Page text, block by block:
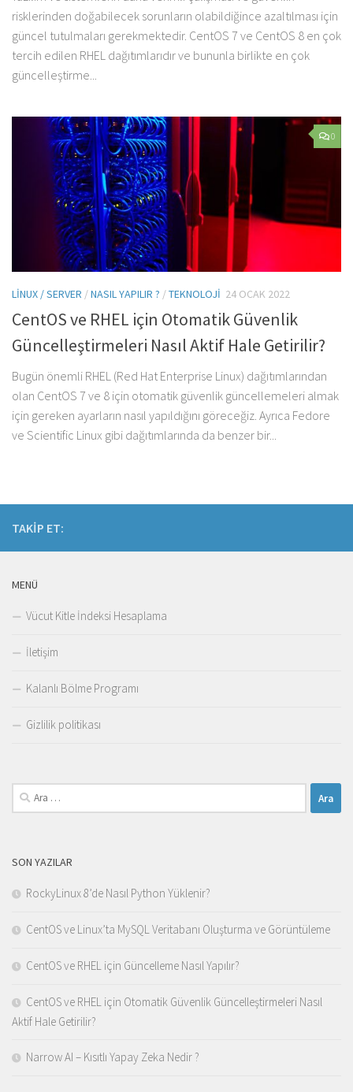
risklerinden doğabilecek sorunların olabildiğince azaltılması için
güncel tutulmaları gerekmektedir. CentOS 7 ve CentOS 8 en çok
tercih edilen RHEL dağıtımlarıdır ve bununla birlikte en çok
güncelleştirme...
0
LINUX / SERVER /NASIL YAPILIR ? /TEKNOLOJI 24 OCAK 2022
CentOS ve RHEL için Otomatik Güvenlik
Güncelleştirmeleri Nasıl Aktif Hale Getirilir?
Bugün önemli RHEL (Red Hat Enterprise Linux) dağıtımlarından
olan CentOS 7 ve 8 için otomatik güvenlik güncellemeleri almak
için gereken ayarların nasıl yapıldığını göreceğiz. Ayrıca Fedore
ve Scientific Linux gibi dağıtımlarında da benzer bir...
TAKIP ET:
MENÜ
Vücut Kitle İndeksi Hesaplama
İletişim
Kalanlı Bölme Programı
Gizlilik politikası
Arama:
SON YAZILAR
RockyLinux 8’de Nasıl Python Yüklenir?
CentOS ve Linux’ta MySQL Veritabanı Oluşturma ve Görüntüleme
CentOS ve RHEL için Güncelleme Nasıl Yapılır?
CentOS ve RHEL için Otomatik Güvenlik Güncelleştirmeleri Nasıl
Aktif Hale Getirilir?
Narrow AI – Kısıtlı Yapay Zeka Nedir ?